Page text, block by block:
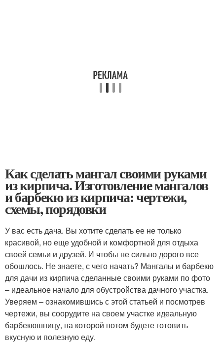
Как сделать мангал своими руками
из кирпича. Изготовление мангалов
и барбекю из кирпича: чертежи,
схемы, порядовки
У вас есть дача. Вы хотите сделать ее не только
красивой, но еще удобной и комфортной для отдыха
своей семьи и друзей. И чтобы не сильно дорого все
обошлось. Не знаете, с чего начать? Мангалы и барбекю
для дачи из кирпича сделанные своими руками по фото
– идеальное начало для обустройства дачного участка.
Уверяем – ознакомившись с этой статьей и посмотрев
чертежи, вы соорудите на своем участке идеальную
барбекюшницу, на которой потом будете готовить
вкусную и полезную еду.